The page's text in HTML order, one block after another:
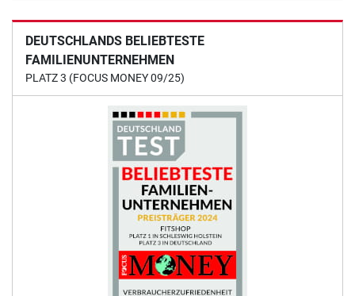
DEUTSCHLANDS BELIEBTESTE
FAMILIENUNTERNEHMEN
PLATZ 3 (FOCUS MONEY 09/25)